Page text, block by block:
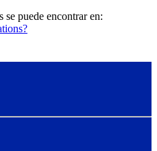
puede encontrar en: